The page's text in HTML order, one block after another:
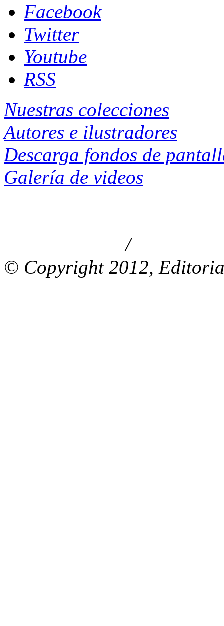
Facebook
Twitter
Youtube
RSS
Nuestras colecciones
Autores e ilustradores
Descarga fondos de
Galería de videos
/
© Copyright 2012,